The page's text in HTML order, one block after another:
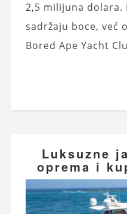
2,5 milijuna dolara.
sadržaju boce, već
Bored Ape Yacht
Luksuzne
oprema i